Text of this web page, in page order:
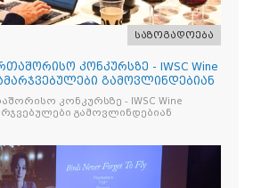
საზოგადოება
კონკურსზე - IWSC Wine
გამოვლინდებიან
კონკურსზე - IWSC Wine
გამოვლინდებიან